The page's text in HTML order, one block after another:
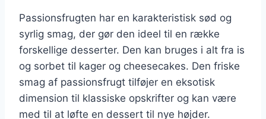
Passionsfrugten har en karakteristisk sød og
syrlig smag, der gør den ideel til en række
forskellige desserter. Den kan bruges i alt fra is
og sorbet til kager og cheesecakes. Den friske
smag af passionsfrugt tilføjer en eksotisk
dimension til klassiske opskrifter og kan være
med til at løfte en dessert til nye højder.